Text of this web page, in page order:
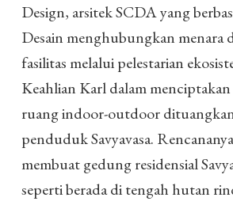
Design, arsitek SCDA yang
Desain menghubungkan menara
fasilitas melalui pelestarian
Keahlian Karl dalam
ruang indoor-outdoor
penduduk Savyavasa.
membuat gedung residensial
seperti berada di tengah hutan